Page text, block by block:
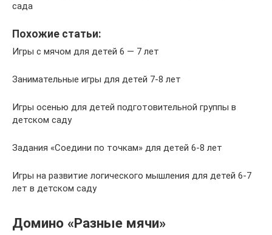
сада
Похожие статьи:
Игры с мячом для детей 6 — 7 лет
Занимательные игры для детей 7-8 лет
Игры осенью для детей подготовительной группы в
детском саду
Задания «Соедини по точкам» для детей 6-8 лет
Игры на развитие логического мышления для детей 6-7
лет в детском саду
Домино «Разные мячи»